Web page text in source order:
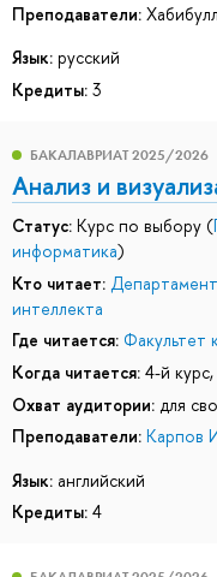
Преподаватели:
Язык: русский
Кредиты: 3
БАКАЛАВРИАТ 2025/2026
Анализ и
Статус: Курс по выбору (
информатика)
Кто читает:
интеллекта
Где читается: Факультет
Когда читается: 4-й
Охват аудитории: для
Преподаватели: Карпов
Язык: английский
Кредиты: 4